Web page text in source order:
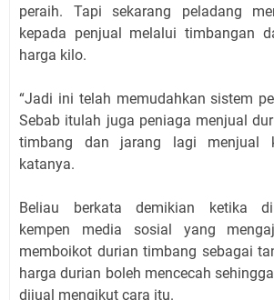
peraih. Tapi sekarang peladang
kepada penjual melalui timbangan
harga kilo.
“Jadi ini telah memudahkan sistem
Sebab itulah juga peniaga menjual
timbang dan jarang lagi menjual
katanya.
Beliau berkata demikian ketika
kempen media sosial yang
memboikot durian timbang sebagai
harga durian boleh mencecah
dijual mengikut cara itu.